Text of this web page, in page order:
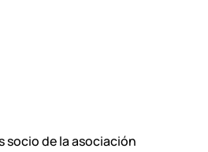
socio de la asociación